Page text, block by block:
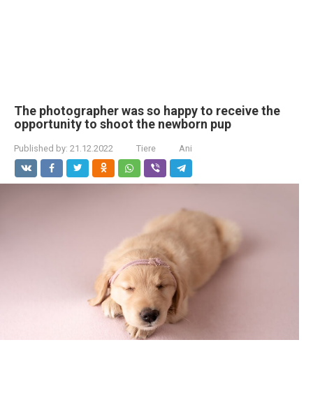
The photographer was so happy to receive the
opportunity to shoot the newborn pup
Published by: 21.12.2022 Tiere Ani